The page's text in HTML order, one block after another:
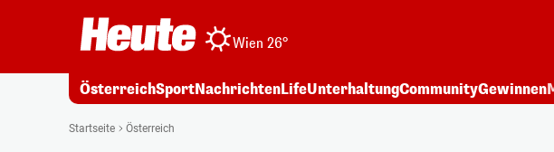
Wien 26°
ÖsterreichSportNachrichtenLifeUnterhaltungCommunityGewinnen
Startseite Österreich